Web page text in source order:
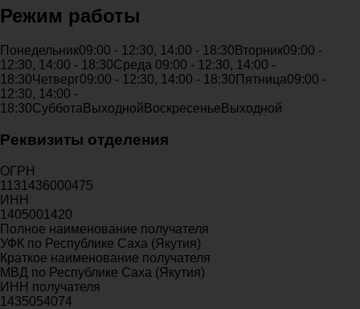
Режим работы
Понедельник09:00 - 12:30, 14:00 - 18:30 Вторник09:00 -
12:30, 14:00 - 18:30Среда 09:00 - 12:30, 14:00 -
18:30Четверг09:00 - 12:30, 14:00 - 18:30 Пятница09:00 -
12:30, 14:00 -
18:30Суббота Выходной Воскресенье Выходной
Реквизиты отделения
ОГРН
1131436000475
ИНН
1405001420
Полное наименование получателя
УФК по Республике Саха (Якутия)
Краткое наименование получателя
МВД по Республике Саха (Якутия)
ИНН получателя
1435054074